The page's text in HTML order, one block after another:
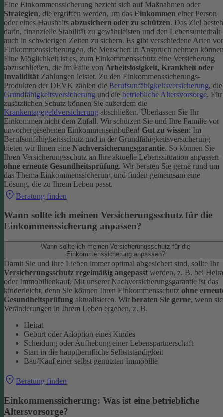
Eine Einkommenssicherung bezieht sich auf Maßnahmen oder
Strategien, die ergriffen werden, um das Einkommen einer Person
oder eines Haushalts abzusichern oder zu schützen. Das Ziel
darin, finanzielle Stabilität zu gewährleisten und den Lebensunterhalt
auch in schwierigen Zeiten zu sichern. Es gibt verschiedene Arten
Einkommenssicherungen, die Menschen in Anspruch nehmen
Eine Möglichkeit ist es, zum Einkommensschutz eine Versicherung
abzuschließen, die im Falle von Arbeitslosigkeit, Krankheit oder
Invalidität Zahlungen leistet. Zu den Einkommenssicherungs-
Produkten der DEVK zählen die Berufsunfähigkeitsversicherung, die
Grundfähigkeitsversicherung und die betriebliche Altersvorsorge. Für
zusätzlichen Schutz können Sie außerdem die
Krankentagegeldversicherung abschließen. Überlassen Sie Ihr
Einkommen nicht dem Zufall. Wir schützen Sie und Ihre Familie vor
unvorhergesehenen Einkommenseinbußen! Gut zu wissen: Im
Berufsunfähigkeitsschutz und in der Grundfähigkeitsversicherung
bieten wir Ihnen eine Nachversicherungsgarantie. So können Sie
Ihren Versicherungsschutz an Ihre aktuelle Lebenssituation anpassen
ohne erneute Gesundheitsprüfung. Wir beraten Sie gerne rund um
das Thema Einkommenssicherung und finden gemeinsam eine
Lösung, die zu Ihrem Leben passt.
Beratung finden
Wann sollte ich meinen Versicherungsschutz für die
Einkommenssicherung anpassen?
Wann sollte ich meinen Versicherungsschutz für die
Einkommenssicherung anpassen?
Damit Sie und Ihre Lieben immer optimal abgesichert sind, sollte Ihr
Versicherungsschutz regelmäßig angepasst werden, z. B. bei
oder Immobilienkauf. Mit unserer Nachversicherungsgarantie ist das
kinderleicht, denn Sie können Ihren Einkommensschutz ohne
Gesundheitsprüfung aktualisieren. Wir beraten Sie gerne, wenn
Veränderungen in Ihrem Leben ergeben, z. B.
Heirat
Geburt oder Adoption eines Kindes
Scheidung oder Aufhebung einer Lebenspartnerschaft
Start in die hauptberufliche Selbstständigkeit
Bau/Kauf einer selbst genutzten Immobilie
Beratung finden
Einkommenssicherung: Was ist eine betriebliche
Altersvorsorge?